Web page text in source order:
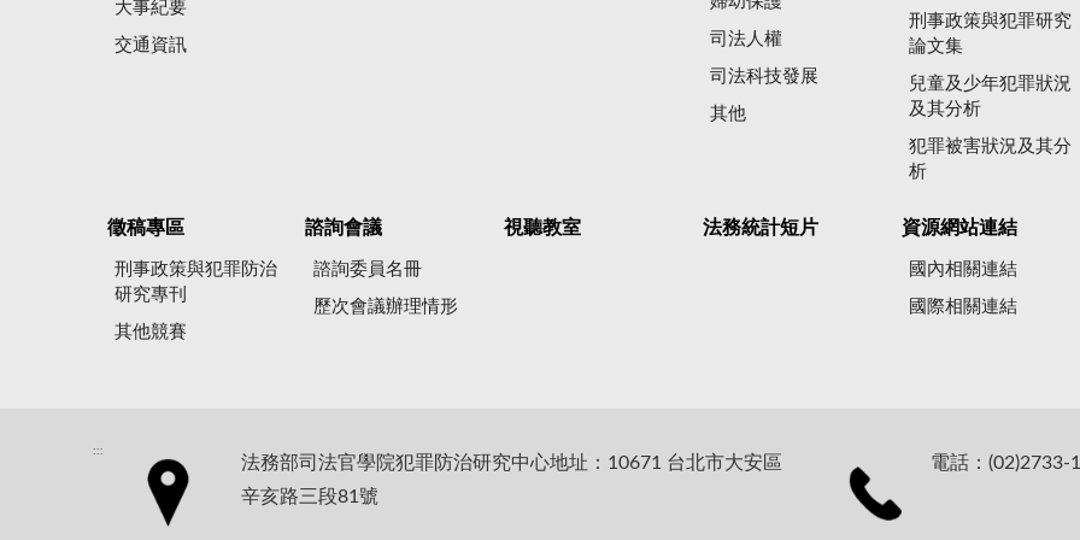
大事紀要
交通資訊 司法人權
司法科技發展
其他
刑事政策與犯罪研究
論文集
兒童及少年犯罪狀況
及其分析
犯罪被害狀況及其分
析
徵稿專區
刑事政策與犯罪防治
研究專刊
其他競賽
諮詢會議
諮詢委員名冊
歷次會議辦理情形
視聽教室 法務統計短片 資源網站連結
國內相關連結
國際相關連結
:::
法務部司法官學院犯罪防治研究中心地址：10671 台北市大安區
辛亥路三段81號
電話：(02)2733-